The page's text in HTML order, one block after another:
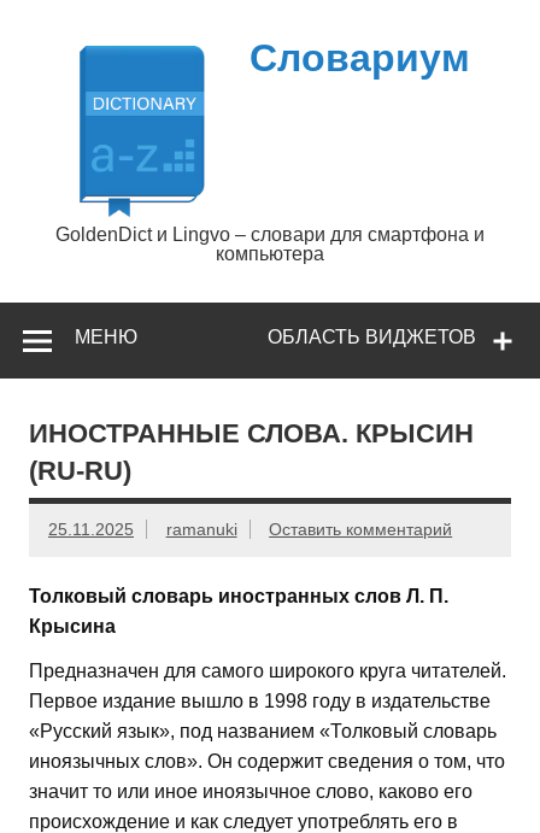
содержимому
Словариум
GoldenDict и Lingvo – словари для смартфона и
компьютера
ОБЛАСТЬ ВИДЖЕТОВ
МЕНЮ
ИНОСТРАННЫЕ СЛОВА. КРЫСИН
(RU-RU)
25.11.2025 ramanuki Оставить комментарий
Толковый словарь иностранных слов Л. П.
Крысина
Предназначен для самого широкого круга читателей.
Первое издание вышло в 1998 году в издательстве
«Русский язык», под названием «Толковый словарь
иноязычных слов». Он содержит сведения о том, что
значит то или иное иноязычное слово, каково его
происхождение и как следует употреблять его в